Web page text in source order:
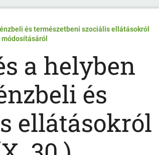
és természetbeni szociális ellátásokról
módosításáról
a helyben
és
ellátásokról